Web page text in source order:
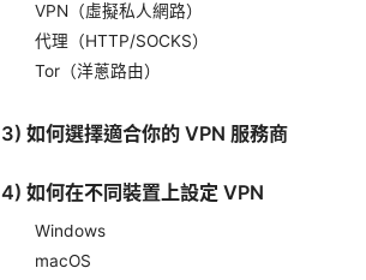
VPN（虛擬私人網路）
代理（HTTP/SOCKS）
Tor（洋蔥路由）
3) 如何選擇適合你的 VPN 服務商
4) 如何在不同裝置上設定 VPN
Windows
macOS